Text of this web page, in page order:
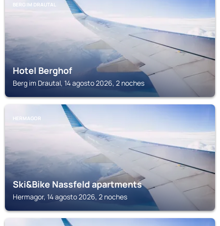
BERG IM DRAUTAL
Hotel Berghof
Berg im Drautal, 14 agosto 2026, 2 noches
HERMAGOR
Ski&Bike Nassfeld apartments
Hermagor, 14 agosto 2026, 2 noches